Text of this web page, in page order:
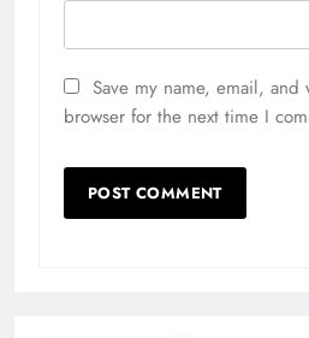
Save my name, email, and
browser for the next time I